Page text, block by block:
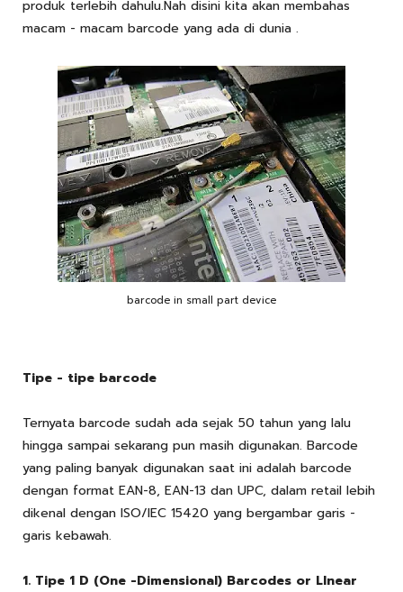
produk terlebih dahulu.Nah disini kita akan membahas
macam - macam barcode yang ada di dunia .
barcode in small part device
Tipe - tipe barcode
Ternyata barcode sudah ada sejak 50 tahun yang lalu
hingga sampai sekarang pun masih digunakan. Barcode
yang paling banyak digunakan saat ini adalah barcode
dengan format EAN-8, EAN-13 dan UPC, dalam retail lebih
dikenal dengan ISO/IEC 15420 yang bergambar garis -
garis kebawah.
1. Tipe 1 D (One -Dimensional) Barcodes or LInear